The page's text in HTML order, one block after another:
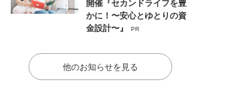
開催『セカンドライフを豊
かに！〜安心とゆとりの資
金設計〜』
PR
他のお知らせを見る